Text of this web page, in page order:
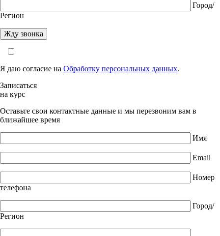
Город/
Регион
Я даю согласие на Обработку персональных данных.
Записаться
на курс
Оставьте свои контактные данные и мы перезвоним вам в
ближайшее время
Имя
Email
Номер
телефона
Город/
Регион